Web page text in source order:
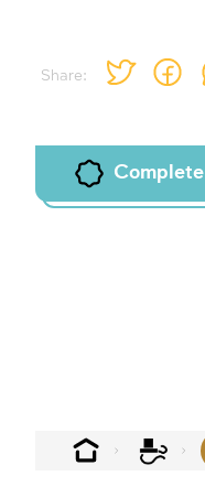
Share:
Complete